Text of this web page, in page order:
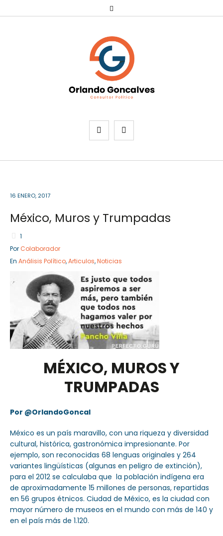
Sector Público
Servicios Servicios
16 ENERO, 2017
México, Muros y Trumpadas
1
Por Colaborador
En Análisis Político,Articulos,Noticias
MÉXICO, MUROS Y
TRUMPADAS
Por @OrlandoGoncal
México es un país maravillo, con una riqueza y diversidad
cultural, histórica, gastronómica impresionante. Por
ejemplo, son reconocidas 68 lenguas originales y 264
variantes lingüísticas (algunas en peligro de extinción),
para el 2012 se calculaba que la población indígena era
de aproximadamente 15 millones de personas, repartidas
en 56 grupos étnicos. Ciudad de México, es la ciudad con
mayor número de museos en el mundo con más de 140 y
en el país más de 1.120.